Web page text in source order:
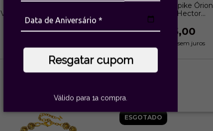
Resgatar cupom
Válido para 1a compra.
Vintage | Hector Albertazzi
R$1.171,00
Kit de Pulseiras Spike Órion
Prata Boho | Hector
Albertazzi
R$2.675,00
sem juros
ESGOTADO